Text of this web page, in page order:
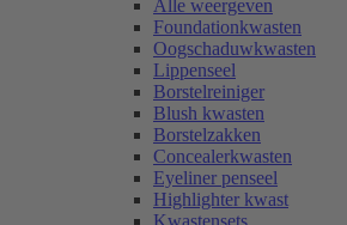
Alle weergeven
Foundationkwasten
Oogschaduwkwasten
Lippenseel
Borstelreiniger
Blush kwasten
Borstelzakken
Concealerkwasten
Eyeliner penseel
Highlighter kwast
Kwastensets